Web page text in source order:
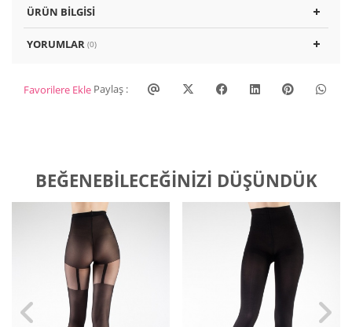
ÜRÜN BILGISI
YORUMLAR (0)
Favorilere Ekle Paylaş :
BEĞENEBILECEĞINIZI DÜŞÜNDÜK